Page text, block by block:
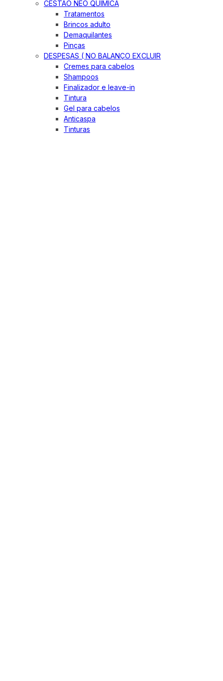
CESTÃO NEO QUIMICA
Tratamentos
Brincos adulto
Demaquilantes
Pinças
DESPESAS ( NO BALANÇO EXCLUIR
Cremes para cabelos
Shampoos
Finalizador e leave-in
Tintura
Gel para cabelos
Anticaspa
Tinturas